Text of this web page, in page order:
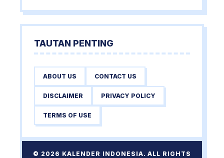
TAUTAN PENTING
ABOUT US CONTACT US
DISCLAIMER PRIVACY POLICY
TERMS OF USE
© 2026 KALENDER INDONESIA. ALL RIGHTS